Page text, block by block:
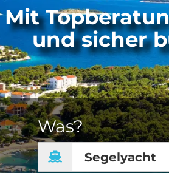
Mit
und sicher
Was?